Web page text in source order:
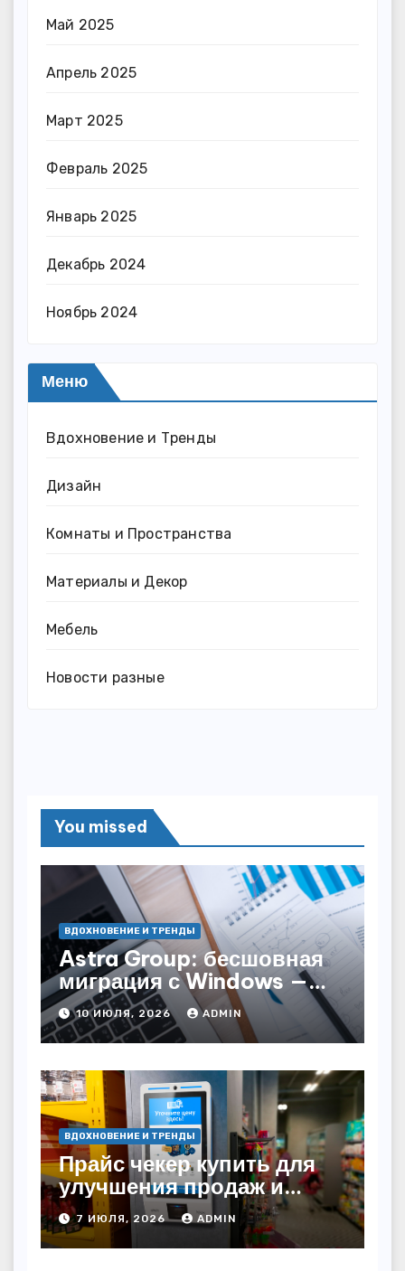
Май 2025
Апрель 2025
Март 2025
Февраль 2025
Январь 2025
Декабрь 2024
Ноябрь 2024
Меню
Вдохновение и Тренды
Дизайн
Комнаты и Пространства
Материалы и Декор
Мебель
Новости разные
You missed
ВДОХНОВЕНИЕ И ТРЕНДЫ
Astra Group: бесшовная
миграция с Windows —
как сохранить бизнес-
непрерывность
10 ИЮЛЯ, 2026 ADMIN
ВДОХНОВЕНИЕ И ТРЕНДЫ
Прайс чекер купить для
улучшения продаж и
автоматизации
7 ИЮЛЯ, 2026 ADMIN